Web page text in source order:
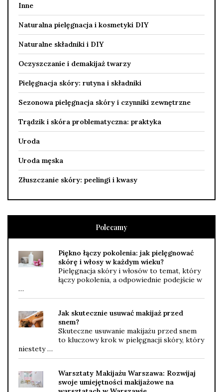
Inne
Naturalna pielęgnacja i kosmetyki DIY
Naturalne składniki i DIY
Oczyszczanie i demakijaż twarzy
Pielęgnacja skóry: rutyna i składniki
Sezonowa pielęgnacja skóry i czynniki zewnętrzne
Trądzik i skóra problematyczna: praktyka
Uroda
Uroda męska
Złuszczanie skóry: peelingi i kwasy
Polecamy
Piękno łączy pokolenia: jak pielęgnować
skórę i włosy w każdym wieku?
Pielęgnacja skóry i włosów to temat, który
łączy pokolenia, a odpowiednie podejście w
…
Jak skutecznie usuwać makijaż przed
snem?
Skuteczne usuwanie makijażu przed snem
to kluczowy krok w pielęgnacji skóry, który
niestety …
Warsztaty Makijażu Warszawa: Rozwijaj
swoje umiejętności makijażowe na